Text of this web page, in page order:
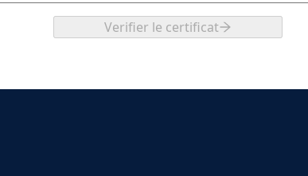
Verifier le certificat